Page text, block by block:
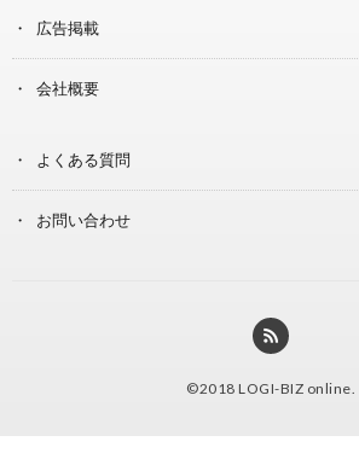
広告掲載
会社概要
よくある質問
お問い合わせ
©2018 LOGI-BIZ online